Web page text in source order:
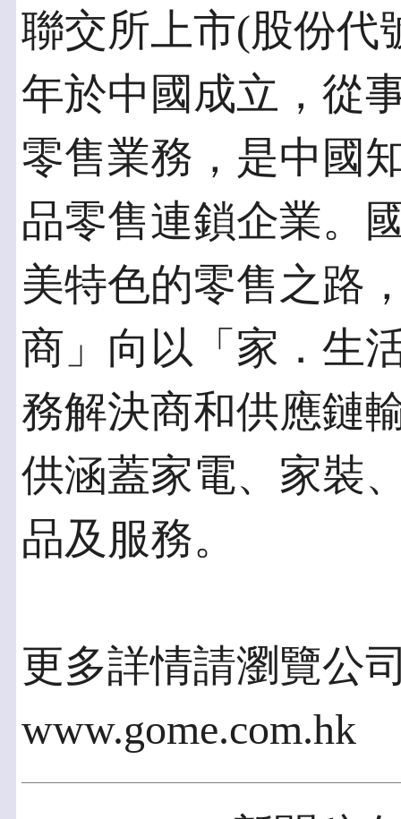
聯交所上市(股份代
年於中國成立，從
零售業務，是中國
品零售連鎖企業。
美特色的零售之路
商」向以「家．生
務解決商和供應鏈
供涵蓋家電、家裝
品及服務。
更多詳情請瀏覽公
www.gome.com.hk